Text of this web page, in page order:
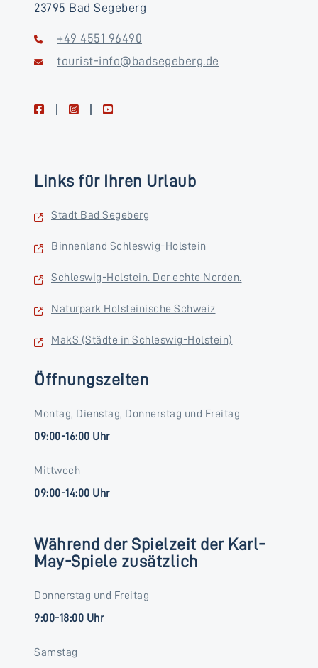
23795 Bad Segeberg
+49 4551 96490
tourist-info@badsegeberg.de
facebookinstagramyoutube
Links für Ihren Urlaub
Stadt Bad Segeberg
Binnenland Schleswig-Holstein
Schleswig-Holstein. Der echte Norden.
Naturpark Holsteinische Schweiz
MakS (Städte in Schleswig-Holstein)
Öffnungszeiten
Montag, Dienstag, Donnerstag und Freitag
09:00-16:00 Uhr
Mittwoch
09:00-14:00 Uhr
Während der Spielzeit der Karl-
May-Spiele zusätzlich
Donnerstag und Freitag
9:00-18:00 Uhr
Samstag